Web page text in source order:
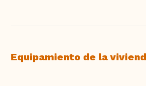
Equipamiento de la